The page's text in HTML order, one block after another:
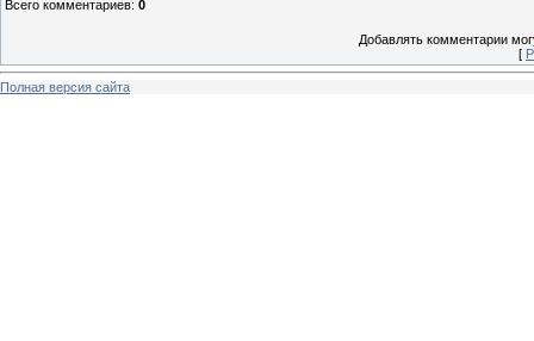
Всего комментариев: 0
Добавлять комментарии
[
Полная версия сайта